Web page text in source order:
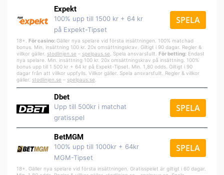
Expekt
100% upp till 1500 kr + 64 kr
på Expekt-Tipset
SPELA
18+. För casino: Gäller nya spelare vid första insättningen. 100% matchad
bonus. Min. insättning 100 kr. 20x omsättningskrav. Giltigt i 90 dagar. Regler &
villkor gäller. stodlinjen.se – spelpaus.se . Spela ansvarsfullt. För betting: Endast
nya spelare. Min. insättning 100 kr. 20x omsättningskrav på insättning. 100%
bonus upp till 1 500 kr + 64 kr på Expekt-Tipset. Min. 1,80 odds. Giltigt i 90
dagar från att villkor uppfylls. Villkor gäller. Spela ansvarsfullt. Regler & villkor
gäller. stodlinjen.se – spelpaus.se
Dbet
Upp till 500kr i matchat
gratisspel
SPELA
BetMGM
100% upp till 1000kr + 64kr
MGM-Tipset
SPELA
18+. Gäller nya spelare vid första insättningen. Gratisspelet är giltigt i 60 dagar.